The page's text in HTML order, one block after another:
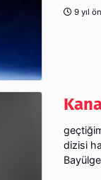
9 yıl
dizisi